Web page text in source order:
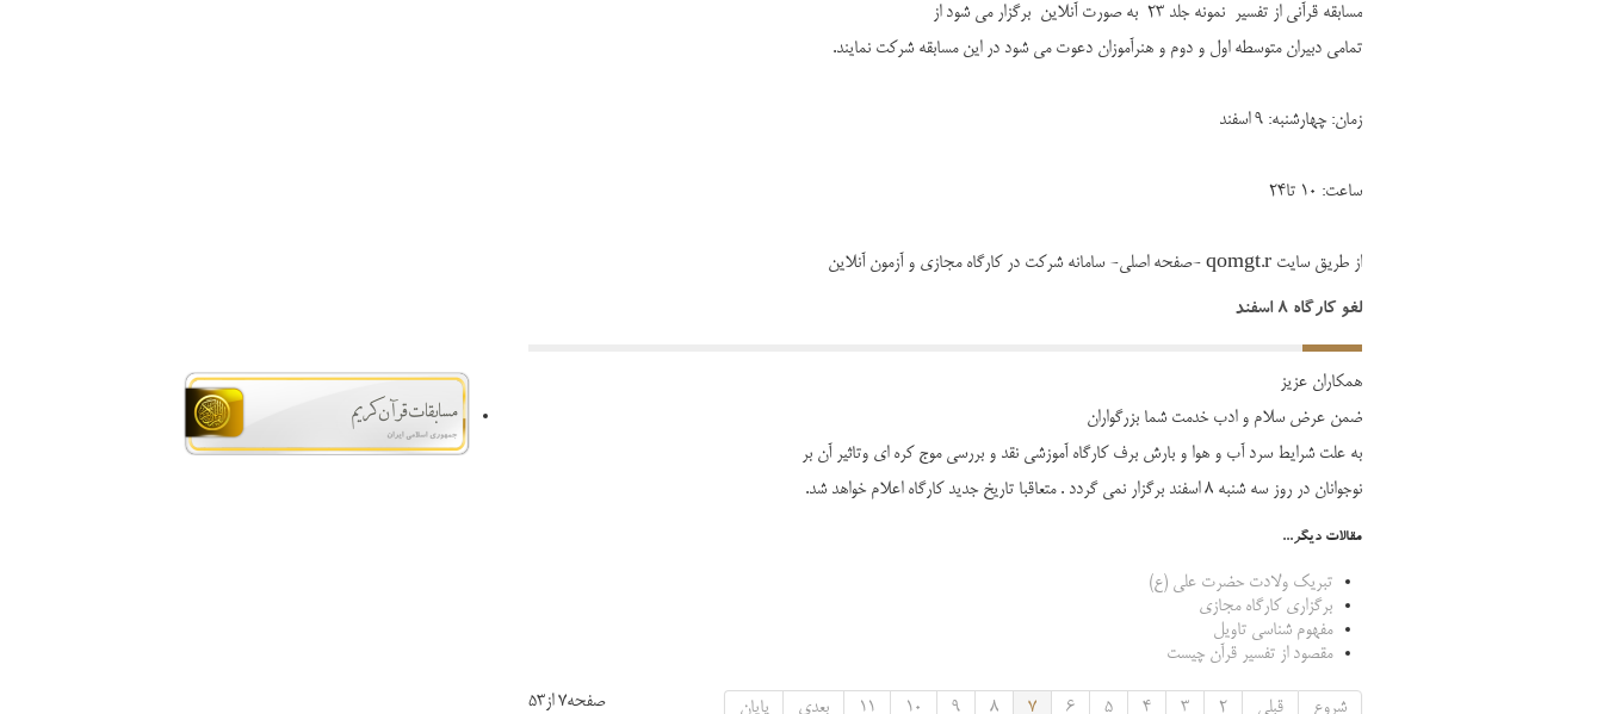
مسابقه قرآنی از تفسیر نمونه جلد 23 به صورت آنلاین برگزار می شود از
تمامی دبیران متوسطه اول و دوم و هنرآموزان دعوت می شود در این مسابقه شرکت نمایند.
زمان: چهارشنبه: 9 اسفند
ساعت: 10 تا24
از طریق سایت qomgt.r -صفحه اصلی- سامانه شرکت در کارگاه مجازی و آزمون آنلاین
لغو کارگاه 8 اسفند
همکاران عزیز
ضمن عرض سلام و ادب خدمت شما بزرگواران
به علت شرایط سرد آب و هوا و بارش برف کارگاه آموزشی نقد و بررسی موج کره ای وتاثیر آن بر
نوجوانان در روز سه شنبه 8 اسفند برگزار نمی گردد . متعاقبا تاریخ جدید کارگاه اعلام خواهد شد.
مقالات دیگر...
تبریک ولادت حضرت علی (ع)
برگزاری کارگاه مجازی
مفهوم شناسی تاویل
مقصود از تفسیر قرآن چیست
صفحه7 از53 شروع قبلی 2
3
4
5
6
7
8
9
10
11 بعدی پایان